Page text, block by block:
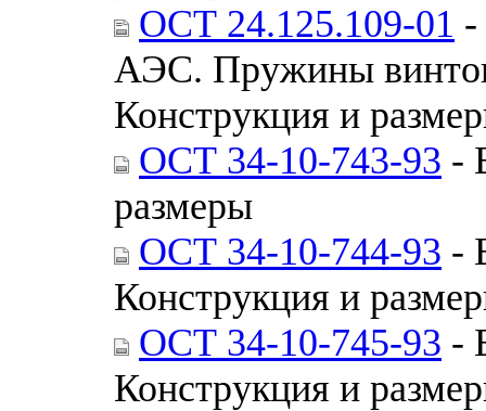
ОСТ 24.125.109-01 -
АЭС. Пружины
Конструкция и
ОСТ 34-10-743-93 -
размеры
ОСТ 34-10-744-93 -
Конструкция и
ОСТ 34-10-745-93 -
Конструкция и